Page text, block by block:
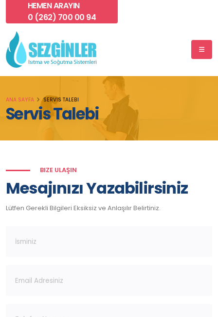
HEMEN ARAYIN
0 (262) 700 00 94
Servis Talebi
ANA SAYFA SERVIS TALEBI
BIZE ULAŞIN
Mesajınızı Yazabilirsiniz
Lütfen Gerekli Bilgileri Eksiksiz ve Anlaşılır Belirtiniz.